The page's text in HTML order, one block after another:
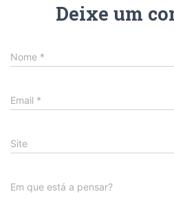
Deixe um
Nome *
Email *
Site
Em que está a pensar?